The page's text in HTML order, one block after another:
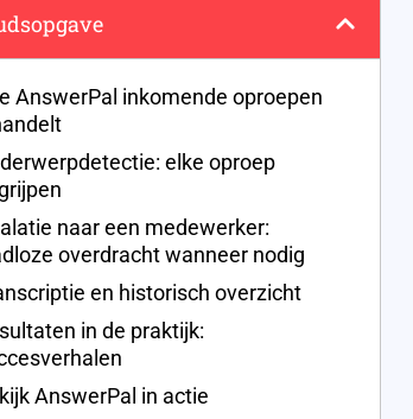
AnswerPal inkomende oproepen
elke oproep
naar een medewerker:
overdracht wanneer nodig
en historisch overzicht
in de praktijk:
AnswerPal in actie